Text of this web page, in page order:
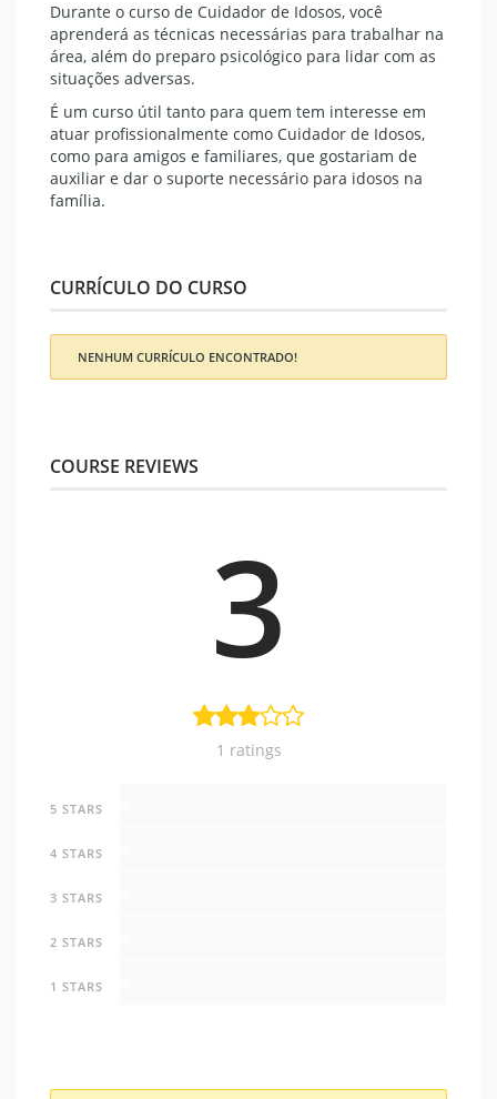
Durante o curso de Cuidador de Idosos, você
aprenderá as técnicas necessárias para trabalhar na
área, além do preparo psicológico para lidar com as
situações adversas.
É um curso útil tanto para quem tem interesse em
atuar profissionalmente como Cuidador de Idosos,
como para amigos e familiares, que gostariam de
auxiliar e dar o suporte necessário para idosos na
família.
CURRÍCULO DO CURSO
NENHUM CURRÍCULO ENCONTRADO!
COURSE REVIEWS
3
1 ratings
5 STARS
4 STARS
3 STARS
2 STARS
1 STARS